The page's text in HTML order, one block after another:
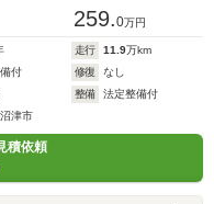
259.0万円
走行 11.9万km
付 修復
なし
整備
法定整備付
津市
積依頼